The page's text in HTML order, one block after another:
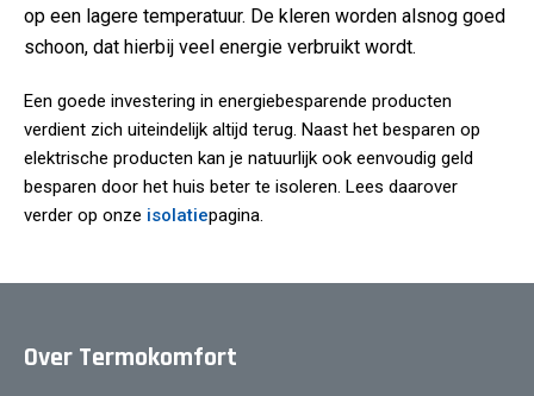
op een lagere temperatuur. De kleren worden alsnog goed
schoon, dat hierbij veel energie verbruikt wordt.
Een goede investering in energiebesparende producten
verdient zich uiteindelijk altijd terug. Naast het besparen op
elektrische producten kan je natuurlijk ook eenvoudig geld
besparen door het huis beter te isoleren. Lees daarover
verder op onze isolatiepagina.
Over Termokomfort